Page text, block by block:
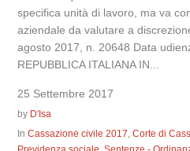
specifica unità di lavoro, ma va
aziendale da valutare a
agosto 2017, n. 20648 Data
REPUBBLICA ITALIANA IN...
25 Settembre 2017
by D'Isa
InCassazione civile 2017,Corte di